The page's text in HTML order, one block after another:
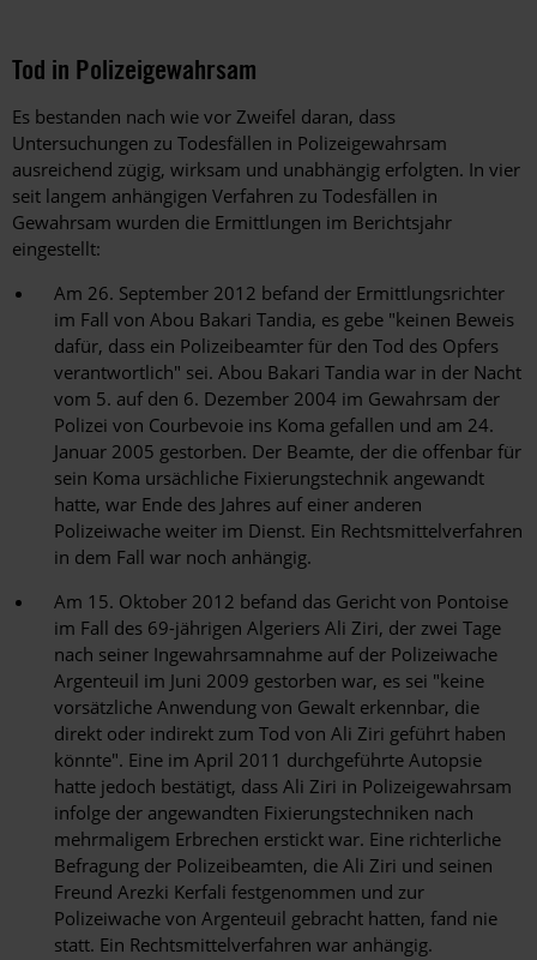
Tod in Polizeigewahrsam
Es bestanden nach wie vor Zweifel daran, dass
Untersuchungen zu Todesfällen in Polizeigewahrsam
ausreichend zügig, wirksam und unabhängig erfolgten. In vier
seit langem anhängigen Verfahren zu Todesfällen in
Gewahrsam wurden die Ermittlungen im Berichtsjahr
eingestellt:
Am 26. September 2012 befand der Ermittlungsrichter
im Fall von Abou Bakari Tandia, es gebe "keinen Beweis
dafür, dass ein Polizeibeamter für den Tod des Opfers
verantwortlich" sei. Abou Bakari Tandia war in der Nacht
vom 5. auf den 6. Dezember 2004 im Gewahrsam der
Polizei von Courbevoie ins Koma gefallen und am 24.
Januar 2005 gestorben. Der Beamte, der die offenbar für
sein Koma ursächliche Fixierungstechnik angewandt
hatte, war Ende des Jahres auf einer anderen
Polizeiwache weiter im Dienst. Ein Rechtsmittelverfahren
in dem Fall war noch anhängig.
Am 15. Oktober 2012 befand das Gericht von Pontoise
im Fall des 69-jährigen Algeriers Ali Ziri, der zwei Tage
nach seiner Ingewahrsamnahme auf der Polizeiwache
Argenteuil im Juni 2009 gestorben war, es sei "keine
vorsätzliche Anwendung von Gewalt erkennbar, die
direkt oder indirekt zum Tod von Ali Ziri geführt haben
könnte". Eine im April 2011 durchgeführte Autopsie
hatte jedoch bestätigt, dass Ali Ziri in Polizeigewahrsam
infolge der angewandten Fixierungstechniken nach
mehrmaligem Erbrechen erstickt war. Eine richterliche
Befragung der Polizeibeamten, die Ali Ziri und seinen
Freund Arezki Kerfali festgenommen und zur
Polizeiwache von Argenteuil gebracht hatten, fand nie
statt. Ein Rechtsmittelverfahren war anhängig.